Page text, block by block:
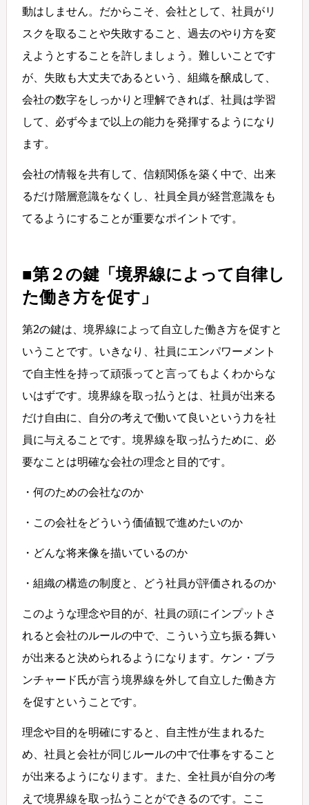
動はしません。だからこそ、会社として、社員がリ
スクを取ることや失敗すること、過去のやり方を変
えようとすることを許しましょう。難しいことです
が、失敗も大丈夫であるという、組織を醸成して、
会社の数字をしっかりと理解できれば、社員は学習
して、必ず今まで以上の能力を発揮するようになり
ます。
会社の情報を共有して、信頼関係を築く中で、出来
るだけ階層意識をなくし、社員全員が経営意識をも
てるようにすることが重要なポイントです。
■第２の鍵「境界線によって自律し
た働き方を促す」
第2の鍵は、境界線によって自立した働き方を促すと
いうことです。いきなり、社員にエンパワーメント
で自主性を持って頑張ってと言ってもよくわからな
いはずです。境界線を取っ払うとは、社員が出来る
だけ自由に、自分の考えで働いて良いという力を社
員に与えることです。境界線を取っ払うために、必
要なことは明確な会社の理念と目的です。
・何のための会社なのか
・この会社をどういう価値観で進めたいのか
・どんな将来像を描いているのか
・組織の構造の制度と、どう社員が評価されるのか
このような理念や目的が、社員の頭にインプットさ
れると会社のルールの中で、こういう立ち振る舞い
が出来ると決められるようになります。ケン・ブラ
ンチャード氏が言う境界線を外して自立した働き方
を促すということです。
理念や目的を明確にすると、自主性が生まれるた
め、社員と会社が同じルールの中で仕事をすること
が出来るようになります。また、全社員が自分の考
えで境界線を取っ払うことができるのです。ここ